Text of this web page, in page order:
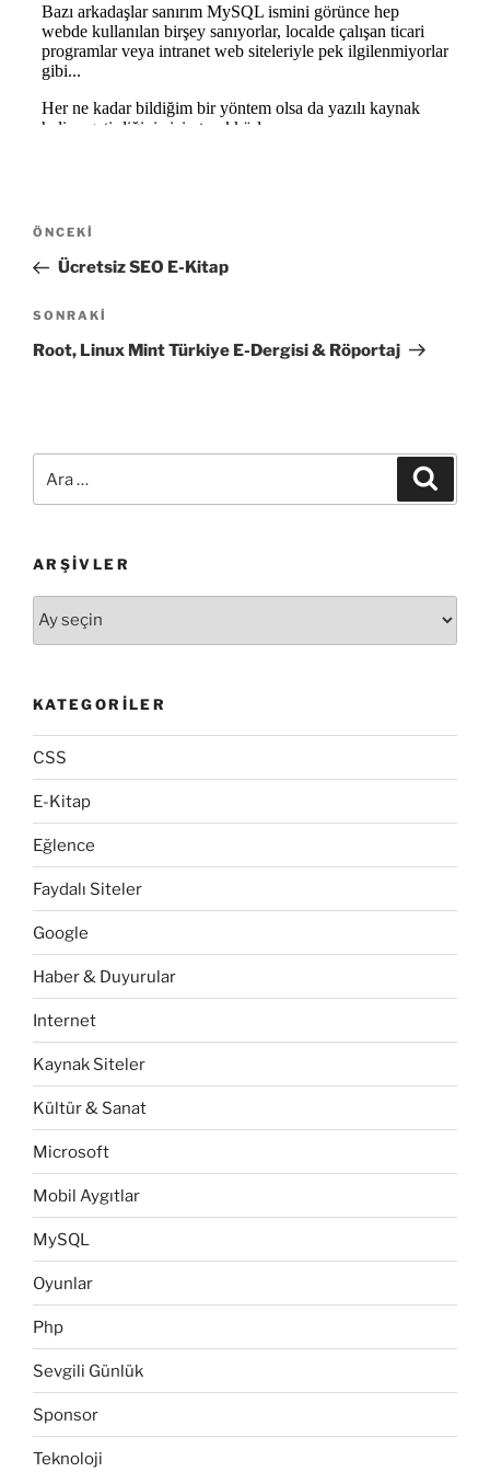
Yazı
gezinmesi
Önceki
Yazı
ÖNCEKI
Ücretsiz SEO E-Kitap
Sonraki
Yazı
SONRAKI
Root, Linux Mint Türkiye E-Dergisi & Röportaj
ARŞIVLER
KATEGORILER
CSS
E-Kitap
Eğlence
Faydalı Siteler
Google
Haber & Duyurular
Internet
Kaynak Siteler
Kültür & Sanat
Microsoft
Mobil Aygıtlar
MySQL
Oyunlar
Php
Sevgili Günlük
Sponsor
Teknoloji